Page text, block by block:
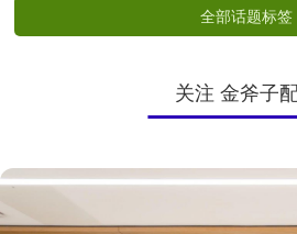
全部话题标签
关注 金斧子